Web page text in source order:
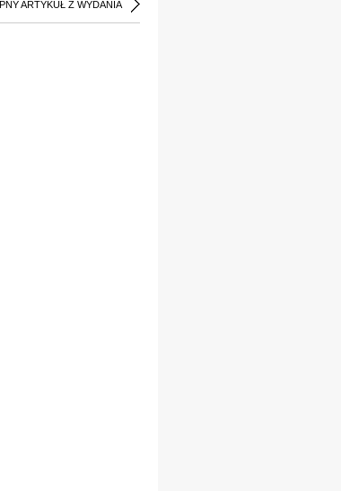
ARTYKUŁ Z WYDANIA